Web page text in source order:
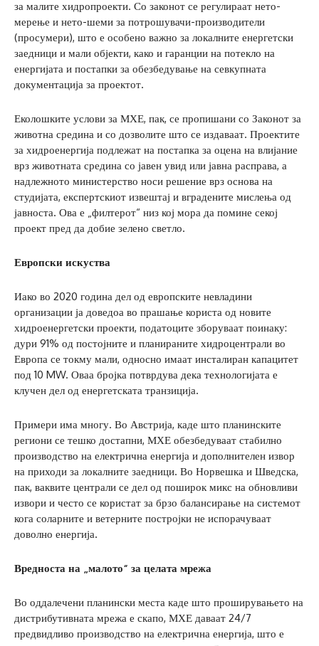
за малите хидропроекти. Со законот се регулираат нето-
мерење и нето-шеми за потрошувачи-производители
(просумери), што е особено важно за локалните енергетски
заедници и мали објекти, како и гаранции на потекло на
енергијата и постапки за обезбедување на севкупната
документација за проектот.
Еколошките услови за МХЕ, пак, се пропишани со Законот за
животна средина и со дозволите што се издаваат. Проектите
за хидроенергија подлежат на постапка за оцена на влијание
врз животната средина со јавен увид или јавна расправа, а
надлежното министерство носи решение врз основа на
студијата, експертскиот извештај и вградените мислења од
јавноста. Ова е „филтерот“ низ кој мора да помине секој
проект пред да добие зелено светло.
Европски искуства
Иако во 2020 година дел од европските невладини
организации ја доведоа во прашање користа од новите
хидроенергетски проекти, податоците зборуваат поинаку:
дури 91% од постојните и планираните хидроцентрали во
Европа се токму мали, односно имаат инсталиран капацитет
под 10 MW. Оваа бројка потврдува дека технологијата е
клучен дел од енергетската транзиција.
Примери има многу. Во Австрија, каде што планинските
региони се тешко достапни, МХЕ обезбедуваат стабилно
производство на електрична енергија и дополнителен извор
на приходи за локалните заедници. Во Норвешка и Шведска,
пак, ваквите централи се дел од поширок микс на обновливи
извори и често се користат за брзо балансирање на системот
кога соларните и ветерните постројки не испорачуваат
доволно енергија.
Вредноста на „малото“ за целата мрежа
Во оддалечени планински места каде што проширувањето на
дистрибутивната мрежа е скапо, МХЕ даваат 24/7
предвидливо производство на електрична енергија, што е